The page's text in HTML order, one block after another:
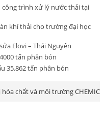
công trình xử lý nước thải tại
khí thải cho trường đại học
Elovi – Thái Nguyên
tấn phân bón
35.862 tấn phân bón
chất và môi trường CHEMIC